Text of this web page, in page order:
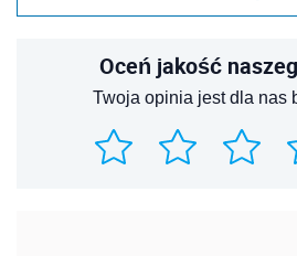
Oceń jakość
Twoja opinia jest dla nas